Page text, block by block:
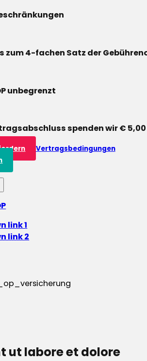
zum 4-fachen Satz der
unbegrenzt
spenden wir €
Vertragsbedingungen
link 1
link 2
ut labore et dolore